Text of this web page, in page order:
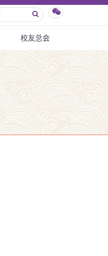
校友总会